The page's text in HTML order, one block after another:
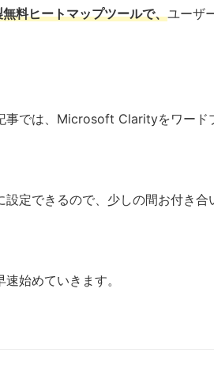
料ヒートマップツールで、ユーザ
事では、Microsoft Clarityをワード
設定できるので、少しの間お付き合
始めていきます。